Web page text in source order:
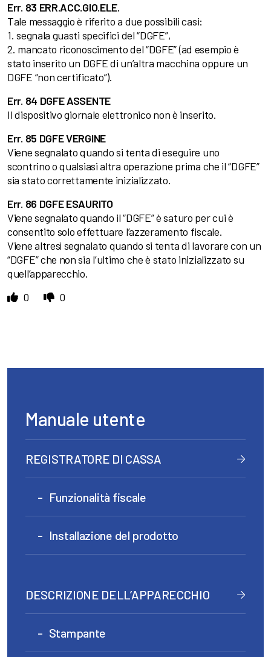
Err. 83 ERR.ACC.GIO.ELE.
Tale messaggio è riferito a due possibili casi:
1. segnala guasti specifici del “DGFE”,
2. mancato riconoscimento del “DGFE” (ad esempio è
stato inserito un DGFE di un’altra macchina oppure un
DGFE “non certificato”).
Err. 84 DGFE ASSENTE
Il dispositivo giornale elettronico non è inserito.
Err. 85 DGFE VERGINE
Viene segnalato quando si tenta di eseguire uno
scontrino o qualsiasi altra operazione prima che il “DGFE”
sia stato correttamente inizializzato.
Err. 86 DGFE ESAURITO
Viene segnalato quando il “DGFE” è saturo per cui è
consentito solo effettuare l’azzeramento fiscale.
Viene altresì segnalato quando si tenta di lavorare con un
“DGFE” che non sia l’ultimo che è stato inizializzato su
quell’apparecchio.
0
0
Manuale utente
REGISTRATORE DI CASSA
Funzionalità fiscale
Installazione del prodotto
DESCRIZIONE DELL’APPARECCHIO
Stampante